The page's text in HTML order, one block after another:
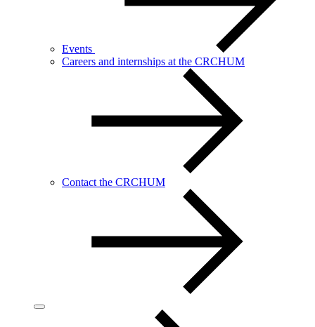
Events
Careers and internships at the CRCHUM
Contact the CRCHUM